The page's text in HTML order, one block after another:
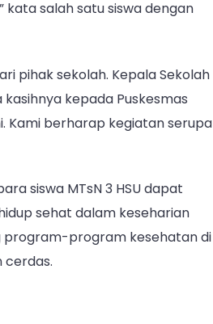
salah satu siswa dengan
pihak sekolah. Kepala Sekolah
kasihnya kepada Puskesmas
Kami berharap kegiatan serupa
siswa MTsN 3 HSU dapat
sehat dalam keseharian
program-program kesehatan di
cerdas.